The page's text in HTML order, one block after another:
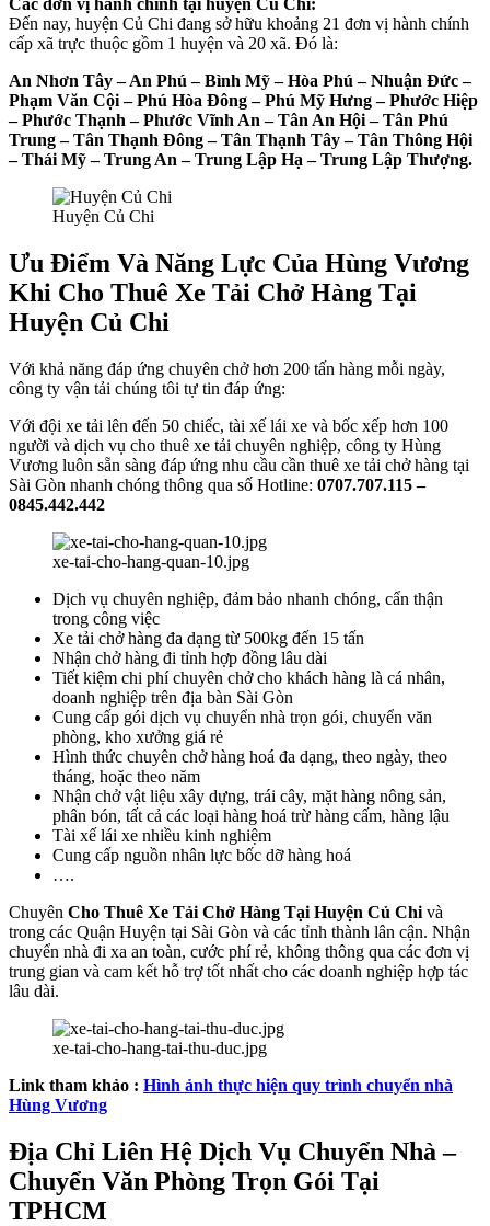
Các đơn vị hành chính tại huyện Củ Chi:
Đến nay, huyện Củ Chi đang sở hữu khoảng 21 đơn vị hành chính
cấp xã trực thuộc gồm 1 huyện và 20 xã. Đó là:
An Nhơn Tây – An Phú – Bình Mỹ – Hòa Phú – Nhuận Đức –
Phạm Văn Cội – Phú Hòa Đông – Phú Mỹ Hưng – Phước Hiệp
– Phước Thạnh – Phước Vĩnh An – Tân An Hội – Tân Phú
Trung – Tân Thạnh Đông – Tân Thạnh Tây – Tân Thông Hội
– Thái Mỹ – Trung An – Trung Lập Hạ – Trung Lập Thượng.
Huyện Củ Chi
Ưu Điểm Và Năng Lực Của Hùng Vương
Khi Cho Thuê Xe Tải Chở Hàng Tại
Huyện Củ Chi
Với khả năng đáp ứng chuyên chở hơn 200 tấn hàng mỗi ngày,
công ty vận tải chúng tôi tự tin đáp ứng:
Với đội xe tải lên đến 50 chiếc, tài xế lái xe và bốc xếp hơn 100
người và dịch vụ cho thuê xe tải chuyên nghiệp, công ty Hùng
Vương luôn sẵn sàng đáp ứng nhu cầu cần thuê xe tải chở hàng tại
Sài Gòn nhanh chóng thông qua số Hotline: 0707.707.115 –
0845.442.442
xe-tai-cho-hang-quan-10.jpg
Dịch vụ chuyên nghiệp, đảm bảo nhanh chóng, cẩn thận
trong công việc
Xe tải chở hàng đa dạng từ 500kg đến 15 tấn
Nhận chở hàng đi tỉnh hợp đồng lâu dài
Tiết kiệm chi phí chuyên chở cho khách hàng là cá nhân,
doanh nghiệp trên địa bàn Sài Gòn
Cung cấp gói dịch vụ chuyển nhà trọn gói, chuyển văn
phòng, kho xưởng giá rẻ
Hình thức chuyên chở hàng hoá đa dạng, theo ngày, theo
tháng, hoặc theo năm
Nhận chở vật liệu xây dựng, trái cây, mặt hàng nông sản,
phân bón, tất cả các loại hàng hoá trừ hàng cấm, hàng lậu
Tài xế lái xe nhiều kinh nghiệm
Cung cấp nguồn nhân lực bốc dỡ hàng hoá
….
Chuyên Cho Thuê Xe Tải Chở Hàng Tại Huyện Củ Chi và
trong các Quận Huyện tại Sài Gòn và các tỉnh thành lân cận. Nhận
chuyển nhà đi xa an toàn, cước phí rẻ, không thông qua các đơn vị
trung gian và cam kết hỗ trợ tốt nhất cho các doanh nghiệp hợp tác
lâu dài.
xe-tai-cho-hang-tai-thu-duc.jpg
Link tham khảo : Hình ảnh thực hiện quy trình chuyển nhà
Hùng Vương
Địa Chỉ Liên Hệ Dịch Vụ Chuyển Nhà –
Chuyển Văn Phòng Trọn Gói Tại
TPHCM